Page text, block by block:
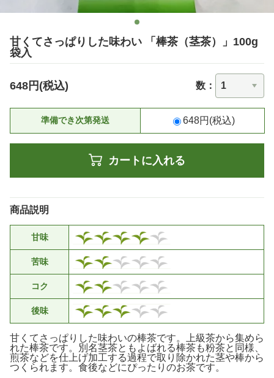
甘くてさっぱりした味わい 「棒茶（茎茶）」100g
袋入
648円(税込) 数：
準備でき次第発送 648円(税込)
カートに入れる
商品説明
甘味
苦味
コク
後味
甘くてさっぱりした味わいの棒茶です。上級茶から集めら
れた棒茶です。別名茎茶ともよばれる棒茶も粉茶と同様、
煎茶などを仕上げ加工する過程で取り除かれた茎や棒から
つくられます。食後などにぴったりのお茶です。